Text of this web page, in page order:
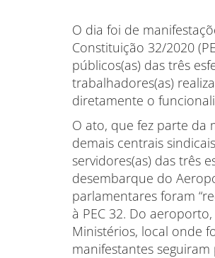
O dia foi de
Constituição 32/2020
públicos(as) das três
trabalhadores(as)
diretamente o
O ato, que fez parte da
demais centrais
servidores(as) das três
desembarque do
parlamentares foram
à PEC 32. Do
Ministérios, local onde
manifestantes